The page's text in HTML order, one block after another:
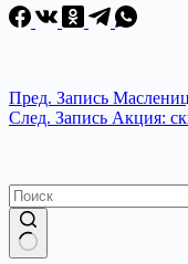
Пред. Запись
След. Запись Акция: